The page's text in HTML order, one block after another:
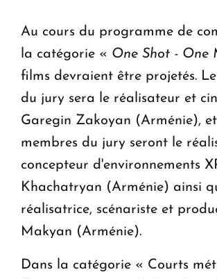
Au cours du programme de
la catégorie « One Shot - One
films devraient être projetés.
du jury sera le réalisateur et
Garegin Zakoyan (Arménie),
membres du jury seront le
concepteur d'environnements
Khachatryan (Arménie) ainsi
réalisatrice, scénariste et
Makyan (Arménie).
Dans la catégorie « Courts